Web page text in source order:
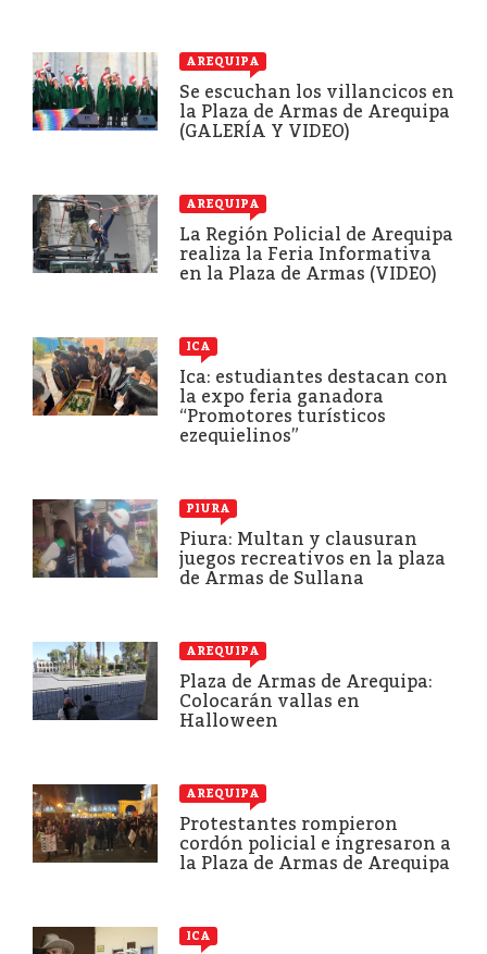
AREQUIPA
Se escuchan los villancicos en
la Plaza de Armas de Arequipa
(GALERÍA Y VIDEO)
AREQUIPA
La Región Policial de Arequipa
realiza la Feria Informativa
en la Plaza de Armas (VIDEO)
ICA
Ica: estudiantes destacan con
la expo feria ganadora
“Promotores turísticos
ezequielinos”
PIURA
Piura: Multan y clausuran
juegos recreativos en la plaza
de Armas de Sullana
AREQUIPA
Plaza de Armas de Arequipa:
Colocarán vallas en
Halloween
AREQUIPA
Protestantes rompieron
cordón policial e ingresaron a
la Plaza de Armas de Arequipa
ICA